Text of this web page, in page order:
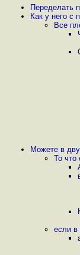
Переделать
Как у него с
Все
Можете в
То что
если в